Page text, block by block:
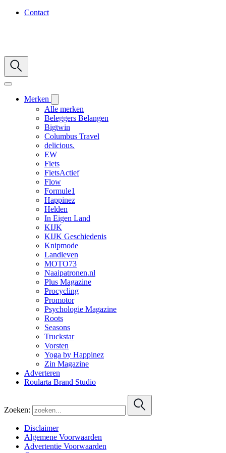
Contact
Merken
Alle merken
Beleggers Belangen
Bigtwin
Columbus Travel
delicious.
EW
Fiets
FietsActief
Flow
Formule1
Happinez
Helden
In Eigen Land
KIJK
KIJK Geschiedenis
Knipmode
Landleven
MOTO73
Naaipatronen.nl
Plus Magazine
Procycling
Promotor
Psychologie Magazine
Roots
Seasons
Truckstar
Vorsten
Yoga by Happinez
Zin Magazine
Adverteren
Roularta Brand Studio
Zoeken:
Disclaimer
Algemene Voorwaarden
Advertentie Voorwaarden